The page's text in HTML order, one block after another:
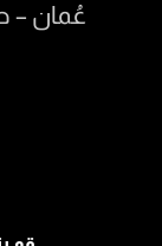
عُمان –